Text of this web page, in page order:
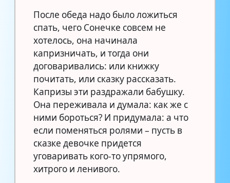
После обеда надо было ложиться
спать, чего Сонечке совсем не
хотелось, она начинала
капризничать, и тогда они
договаривались: или книжку
почитать, или сказку рассказать.
Капризы эти раздражали бабушку.
Она переживала и думала: как же с
ними бороться? И придумала: а что
если поменяться ролями – пусть в
сказке девочке придется
уговаривать кого-то упрямого,
хитрого и ленивого.